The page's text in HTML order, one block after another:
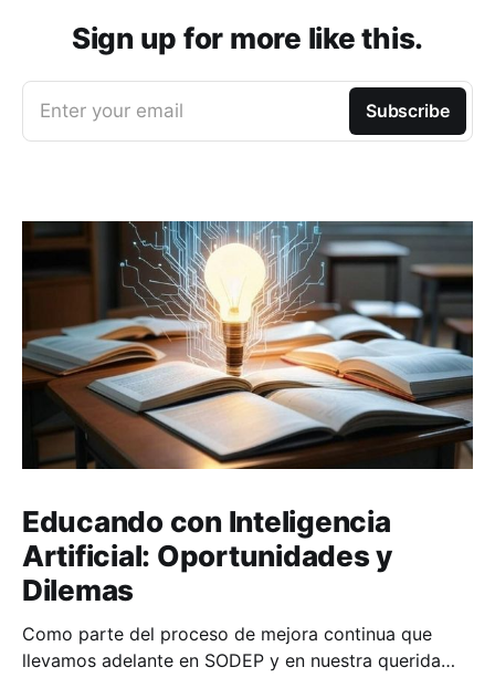
Sign up for more like this.
Enter your email Subscribe
Educando con Inteligencia
Artificial: Oportunidades y
Dilemas
Como parte del proceso de mejora continua que
llevamos adelante en SODEP y en nuestra querida